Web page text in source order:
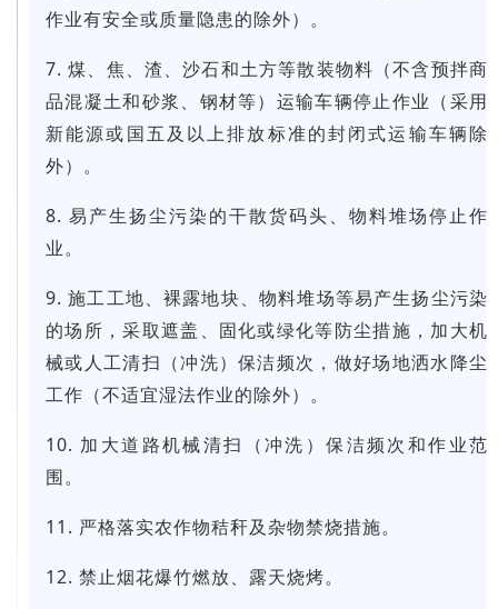
作业有安全或质量隐患的除外）。
7. 煤、焦、渣、沙石和土方等散装物料（不含预拌商
品混凝土和砂浆、钢材等）运输车辆停止作业（采用
新能源或国五及以上排放标准的封闭式运输车辆除
外）。
8. 易产生扬尘污染的干散货码头、物料堆场停止作
业。
9. 施工工地、裸露地块、物料堆场等易产生扬尘污染
的场所，采取遮盖、固化或绿化等防尘措施，加大机
械或人工清扫（冲洗）保洁频次，做好场地洒水降尘
工作（不适宜湿法作业的除外）。
10. 加大道路机械清扫（冲洗）保洁频次和作业范
围。
11. 严格落实农作物秸秆及杂物禁烧措施。
12. 禁止烟花爆竹燃放、露天烧烤。